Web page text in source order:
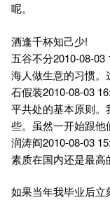
呢。
酒逢千杯知己少!
五谷不分2010-08-
海人做生意的习惯。
石假装2010-08-03
平共处的基本原则
些。虽然一开始跟他
润涛阎2010-08-03
素质在国内还是最高
如果当年我毕业后立